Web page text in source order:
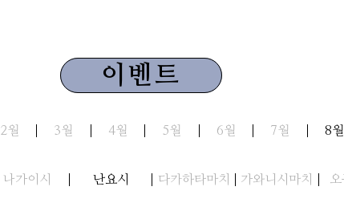
이벤트
2월 3월 4월 5월 6월 7월 8월
나가이시 난요시 다카하타마치 가와니시마치 오